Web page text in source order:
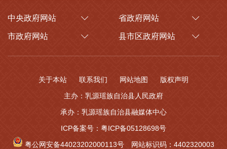
中央政府网站 省政府网站
市政府网站 县市区政府网站
关于本站 联系我们 网站地图
版权声明
主办：乳源瑶族自治县人民政府
承办：乳源瑶族自治县融媒体中心
ICP备案号：粤ICP备05128698号
粤公网安备44023202000113号
网站标识码：4402320003